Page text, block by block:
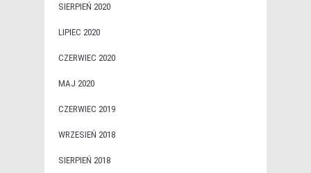
SIERPIEŃ 2020
LIPIEC 2020
CZERWIEC 2020
MAJ 2020
CZERWIEC 2019
WRZESIEŃ 2018
SIERPIEŃ 2018